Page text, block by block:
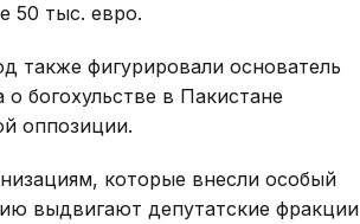
50 тыс. евро.
также фигурировали основатель
богохульстве в Пакистане
оппозиции.
которые внесли особый
выдвигают депутатские фракции